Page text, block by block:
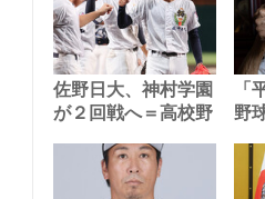
佐野日大、神村学園
が２回戦へ＝高校野
「
野